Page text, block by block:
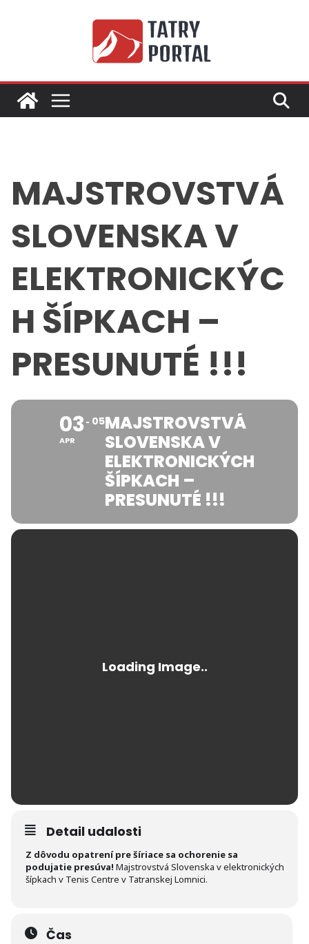
MAJSTROVSTVÁ
SLOVENSKA V
ELEKTRONICKÝC
H ŠÍPKACH –
PRESUNUTÉ !!!
03
APR
05MAJSTROVSTVÁ
SLOVENSKA V
ELEKTRONICKÝCH
ŠÍPKACH –
PRESUNUTÉ !!!
Detail udalosti
Z dôvodu opatrení pre šíriace sa ochorenie sa
podujatie presúva! Majstrovstvá Slovenska v elektronických
šípkach v Tenis Centre v Tatranskej Lomnici.
Čas